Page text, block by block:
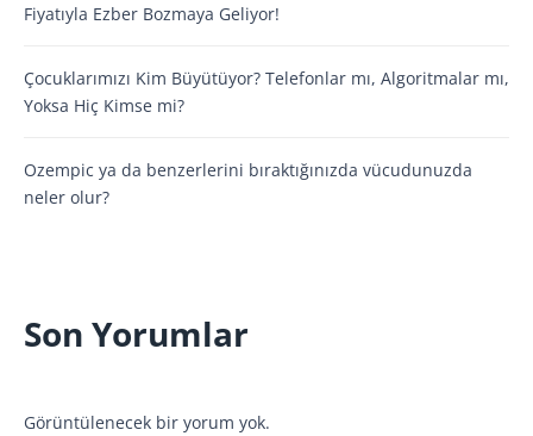
Fiyatıyla Ezber Bozmaya Geliyor!
Çocuklarımızı Kim Büyütüyor? Telefonlar mı, Algoritmalar mı,
Yoksa Hiç Kimse mi?
Ozempic ya da benzerlerini bıraktığınızda vücudunuzda
neler olur?
Son Yorumlar
Görüntülenecek bir yorum yok.